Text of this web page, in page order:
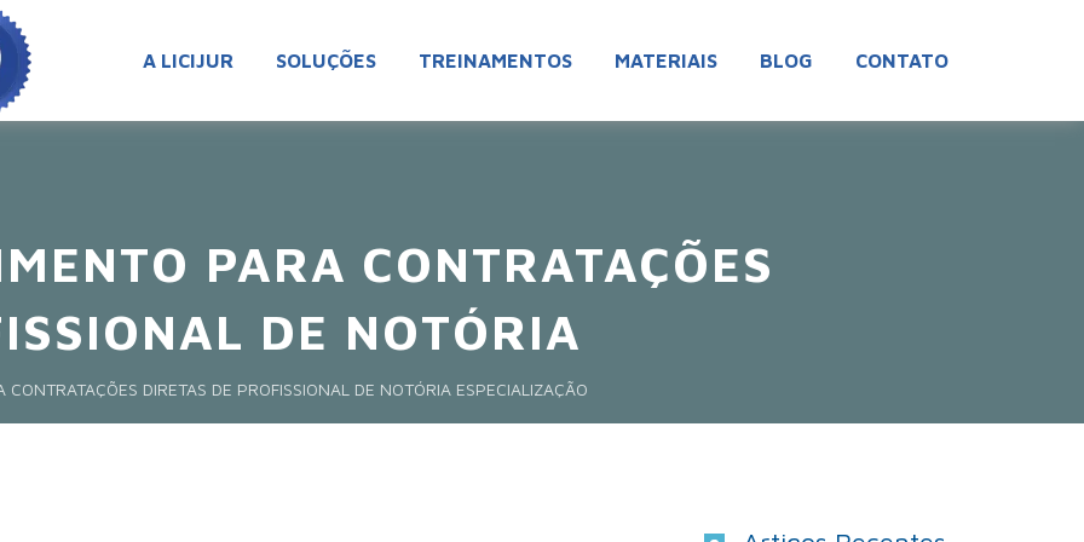
A LICIJUR SOLUÇÕES TREINAMENTOS MATERIAIS BLOG CONTATO
PARA CONTRATAÇÕES
DE NOTÓRIA
DIRETAS DE PROFISSIONAL DE NOTÓRIA ESPECIALIZAÇÃO